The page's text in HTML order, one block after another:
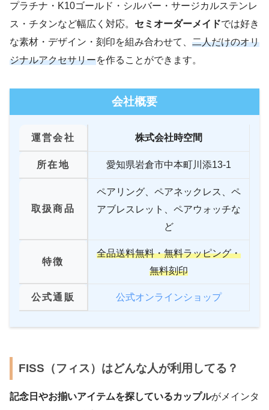
プラチナ・K10ゴールド・シルバー・サージカルステンレ
ス・チタンなど幅広く対応。 セミオーダーメイドでは好き
な素材・デザイン・刻印を組み合わせて、 二人だけのオリ
ジナルアクセサリーを作ることができます。
会社概要
運営会社 株式会社時空間
所在地 愛知県岩倉市中本町川添13-1
取扱商品
ペアリング、ペアネックレス、ペ
アブレスレット、ペアウォッチな
ど
特徴
全品送料無料・無料ラッピング・
無料刻印
公式通販 公式オンラインショップ
FISS（フィス）はどんな人が利用してる？
記念日やお揃いアイテムを探しているカップルがメインタ